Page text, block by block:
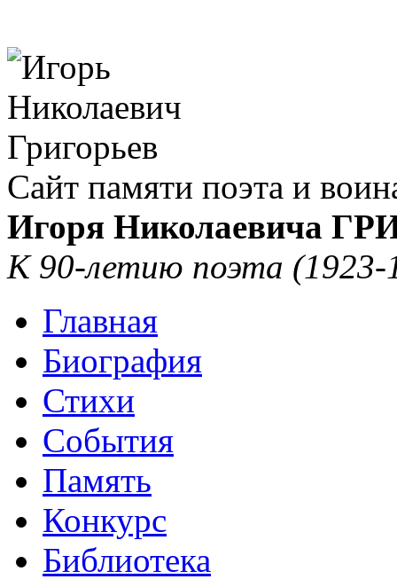
Сайт памяти поэта и
Игоря Николаевича
К 90-летию поэта (1923-
Главная
Биография
Стихи
События
Память
Конкурс
Библиотека